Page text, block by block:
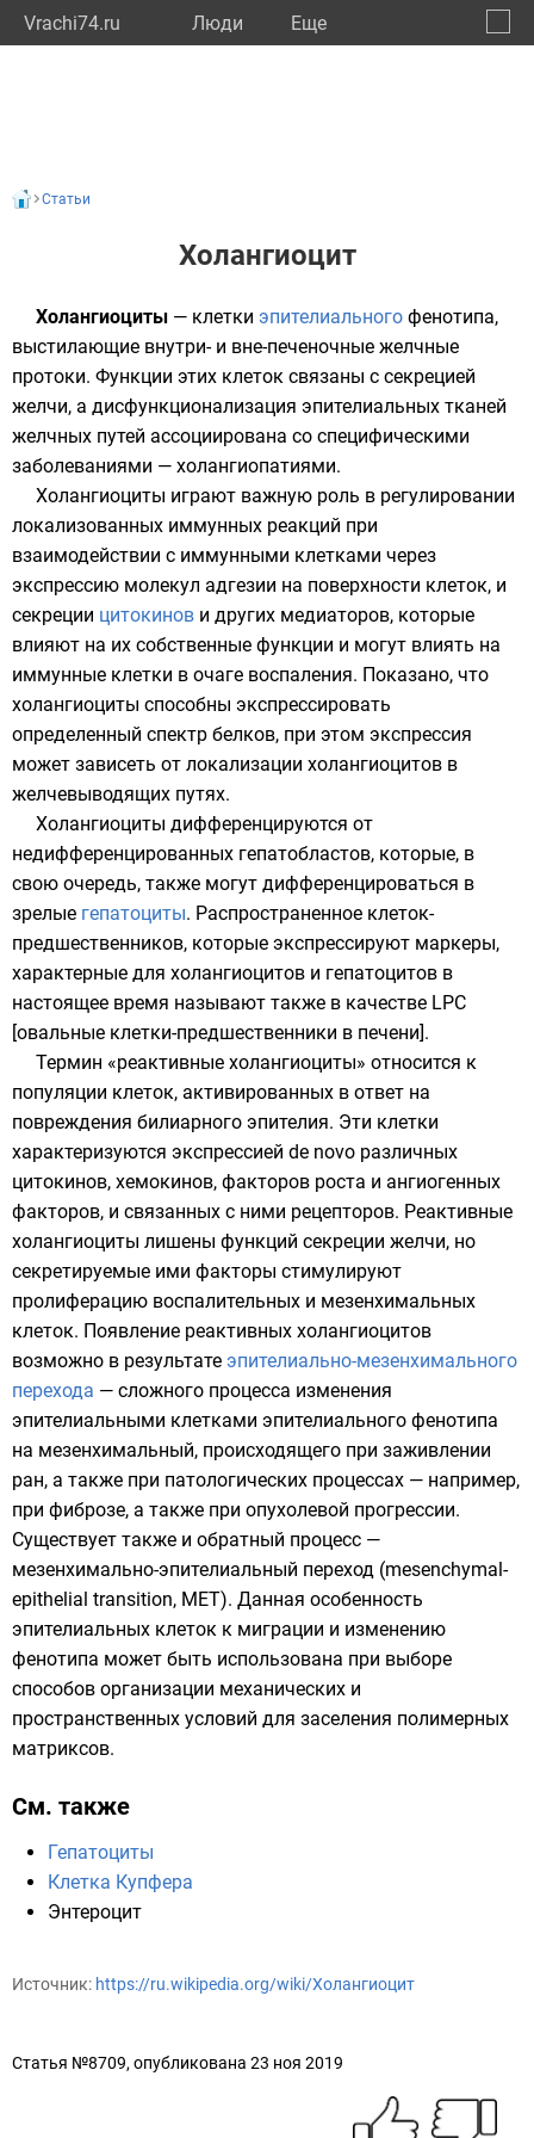
Vrachi74.ru Люди Eще
Статьи
Холангиоцит
Холангиоциты — клетки эпителиального фенотипа,
выстилающие внутри- и вне-печеночные желчные
протоки. Функции этих клеток связаны с секрецией
желчи, а дисфункционализация эпителиальных тканей
желчных путей ассоциирована со специфическими
заболеваниями — холангиопатиями.
Холангиоциты играют важную роль в регулировании
локализованных иммунных реакций при
взаимодействии с иммунными клетками через
экспрессию молекул адгезии на поверхности клеток, и
секреции цитокинов и других медиаторов, которые
влияют на их собственные функции и могут влиять на
иммунные клетки в очаге воспаления. Показано, что
холангиоциты способны экспрессировать
определенный спектр белков, при этом экспрессия
может зависеть от локализации холангиоцитов в
желчевыводящих путях.
Холангиоциты дифференцируются от
недифференцированных гепатобластов, которые, в
свою очередь, также могут дифференцироваться в
зрелые гепатоциты. Распространенное клеток-
предшественников, которые экспрессируют маркеры,
характерные для холангиоцитов и гепатоцитов в
настоящее время называют также в качестве LPC
[овальные клетки-предшественники в печени].
Термин «реактивные холангиоциты» относится к
популяции клеток, активированных в ответ на
повреждения билиарного эпителия. Эти клетки
характеризуются экспрессией de novo различных
цитокинов, хемокинов, факторов роста и ангиогенных
факторов, и связанных с ними рецепторов. Реактивные
холангиоциты лишены функций секреции желчи, но
секретируемые ими факторы стимулируют
пролиферацию воспалительных и мезенхимальных
клеток. Появление реактивных холангиоцитов
возможно в результате эпителиально-мезенхимального
перехода — сложного процесса изменения
эпителиальными клетками эпителиального фенотипа
на мезенхимальный, происходящего при заживлении
ран, а также при патологических процессах — например,
при фиброзе, а также при опухолевой прогрессии.
Существует также и обратный процесс —
мезенхимально-эпителиальный переход (mesenchymal-
epithelial transition, MET). Данная особенность
эпителиальных клеток к миграции и изменению
фенотипа может быть использована при выборе
способов организации механических и
пространственных условий для заселения полимерных
матриксов.
См. также
Гепатоциты
Клетка Купфера
Энтероцит
Источник: https://ru.wikipedia.org/wiki/Холангиоцит
Статья №8709, опубликована 23 ноя 2019